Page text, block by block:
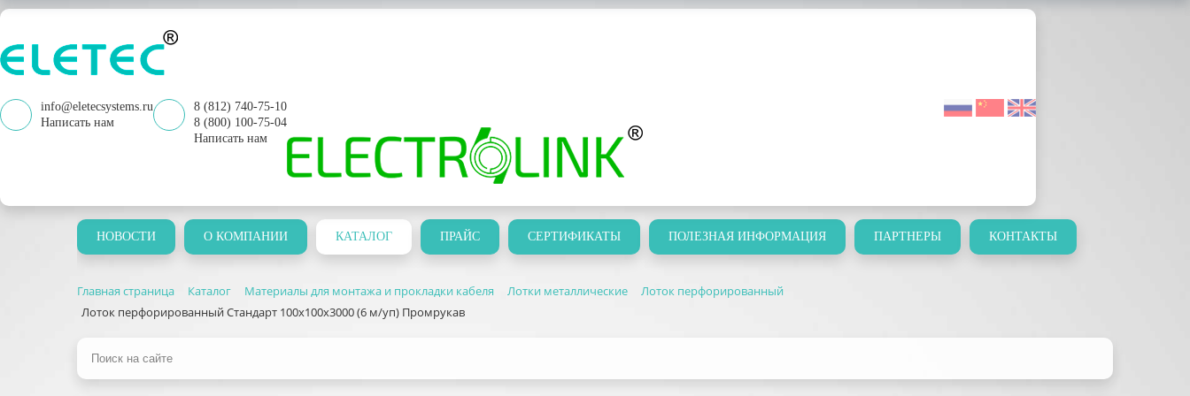
info@eletecsystems.ru
Написать нам
8 (812) 740-75-10
8 (800) 100-75-04
Написать нам
НОВОСТИ О КОМПАНИИ КАТАЛОГ ПРАЙС СЕРТИФИКАТЫ ПОЛЕЗНАЯ ИНФОРМАЦИЯ ПАРТНЕРЫ КОНТАКТЫ
Главная страница Каталог Материалы для монтажа и прокладки кабеля Лотки металлические
Лоток перфорированный
Лоток перфорированный Стандарт 100х100х3000 (6 м/уп) Промрукав